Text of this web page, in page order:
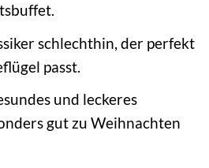
schlechthin, der perfekt
passt.
und leckeres
gut zu Weihnachten